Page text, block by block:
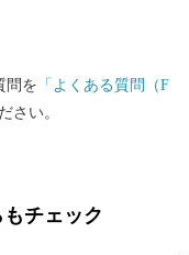
戦したい！｣｢いい環境
こうしたまちづくり
問を 「よくある質問（F
さい。
チェック